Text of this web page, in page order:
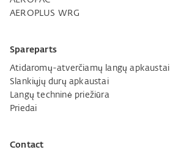
AEROPLUS WRG
Spareparts
Atidaromų-atverčiamų langų apkaustai
Slankiųjų durų apkaustai
Langų techninė priežiūra
Priedai
Contact